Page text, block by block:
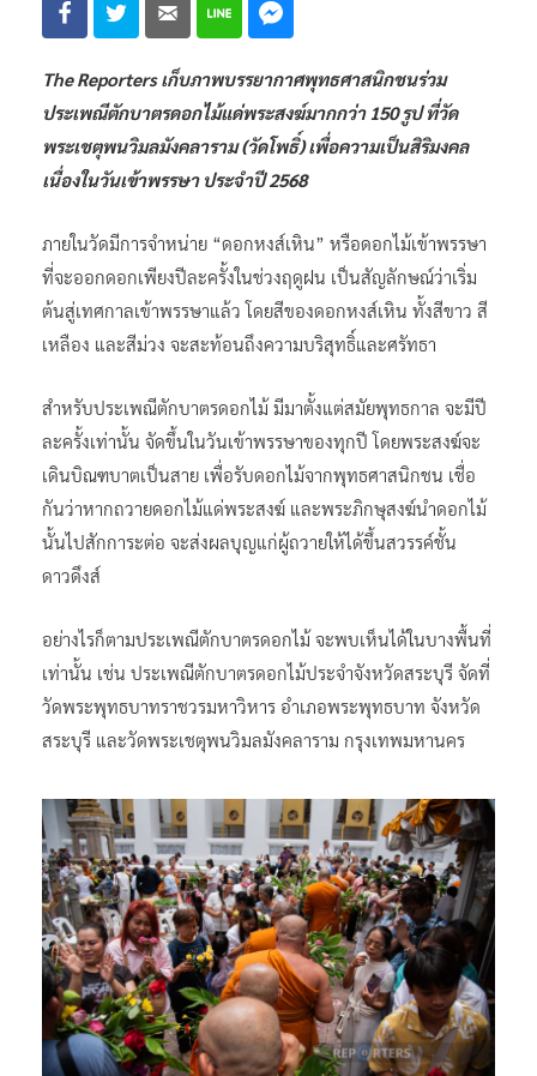
The Reporters เก็บภาพบรรยากาศพุทธศาสนิกชนร่วม
ประเพณีตักบาตรดอกไม้แด่พระสงฆ์มากกว่า 150 รูป ที่วัด
พระเชตุพนวิมลมังคลาราม (วัดโพธิ์) เพื่อความเป็นสิริมงคล
เนื่องในวันเข้าพรรษา ประจำปี 2568
ภายในวัดมีการจำหน่าย “ดอกหงส์เหิน” หรือดอกไม้เข้าพรรษา
ที่จะออกดอกเพียงปีละครั้งในช่วงฤดูฝน เป็นสัญลักษณ์ว่าเริ่ม
ต้นสู่เทศกาลเข้าพรรษาแล้ว โดยสีของดอกหงส์เหิน ทั้งสีขาว สี
เหลือง และสีม่วง จะสะท้อนถึงความบริสุทธิ์และศรัทธา
สำหรับประเพณีตักบาตรดอกไม้ มีมาตั้งแต่สมัยพุทธกาล จะมีปี
ละครั้งเท่านั้น จัดขึ้นในวันเข้าพรรษาของทุกปี โดยพระสงฆ์จะ
เดินบิณฑบาตเป็นสาย เพื่อรับดอกไม้จากพุทธศาสนิกชน เชื่อ
กันว่าหากถวายดอกไม้แด่พระสงฆ์ และพระภิกษุสงฆ์นำดอกไม้
นั้นไปสักการะต่อ จะส่งผลบุญแก่ผู้ถวายให้ได้ขึ้นสวรรค์ชั้น
ดาวดึงส์
อย่างไรก็ตามประเพณีตักบาตรดอกไม้ จะพบเห็นได้ในบางพื้นที่
เท่านั้น เช่น ประเพณีตักบาตรดอกไม้ประจำจังหวัดสระบุรี จัดที่
วัดพระพุทธบาทราชวรมหาวิหาร อำเภอพระพุทธบาท จังหวัด
สระบุรี และวัดพระเชตุพนวิมลมังคลาราม กรุงเทพมหานคร